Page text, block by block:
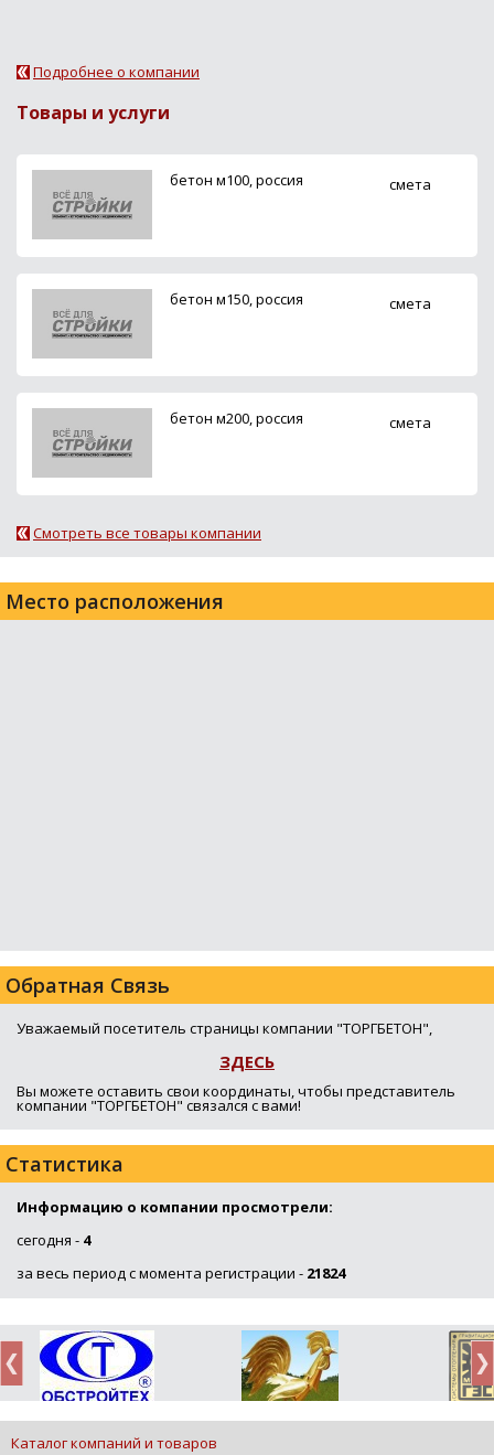
Подробнее о компании
Товары и услуги
бетон м100, россия смета
бетон м150, россия смета
бетон м200, россия смета
Смотреть все товары компании
Место расположения
Обратная Связь
Уважаемый посетитель страницы компании "ТОРГБЕТОН",
ЗДЕСЬ
Вы можете оставить свои координаты, чтобы представитель
компании "ТОРГБЕТОН" связался с вами!
Статистика
Информацию о компании просмотрели:
сегодня - 4
за весь период с момента регистрации - 21824
Каталог компаний и товаров